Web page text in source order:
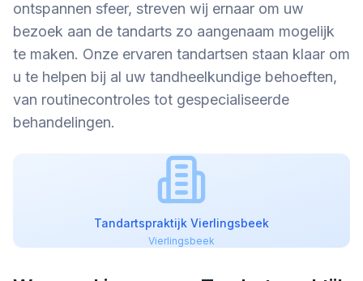
ontspannen sfeer, streven wij ernaar om uw
bezoek aan de tandarts zo aangenaam mogelijk
te maken. Onze ervaren tandartsen staan klaar om
u te helpen bij al uw tandheelkundige behoeften,
van routinecontroles tot gespecialiseerde
behandelingen.
Tandartspraktijk Vierlingsbeek
Vierlingsbeek